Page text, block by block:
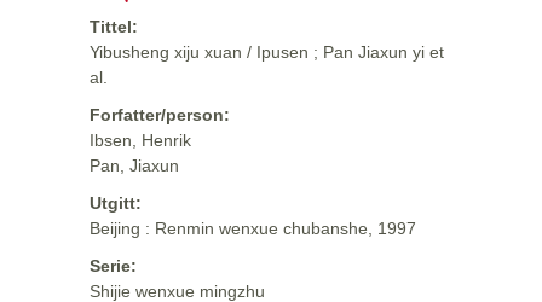
Tittel:
Yibusheng xiju xuan / Ipusen ; Pan Jiaxun yi et
al.
Forfatter/person:
Ibsen, Henrik
Pan, Jiaxun
Utgitt:
Beijing : Renmin wenxue chubanshe, 1997
Serie:
Shijie wenxue mingzhu